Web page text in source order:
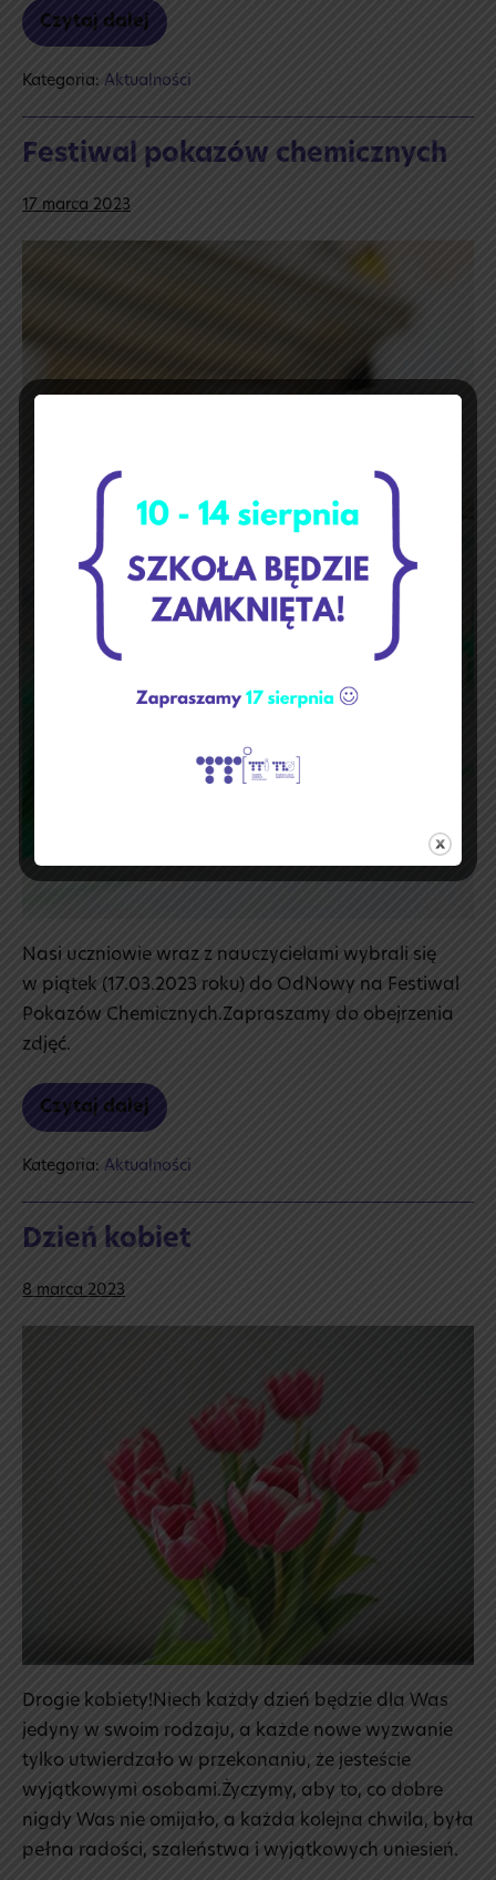
Czytaj dalej
Archiwum
państwowe
Kategoria: Aktualności
Festiwal pokazów chemicznych
17 marca 2023
Nasi uczniowie wraz z nauczycielami wybrali się
w piątek (17.03.2023 roku) do OdNowy na Festiwal
Pokazów Chemicznych.Zapraszamy do obejrzenia
zdjęć.
Czytaj dalej
Festiwal
pokazów
Kategoria: Aktualności
Dzień kobiet
8 marca 2023
Drogie kobiety!Niech każdy dzień będzie dla Was
jedyny w swoim rodzaju, a każde nowe wyzwanie
tylko utwierdzało w przekonaniu, że jesteście
wyjątkowymi osobami.Życzymy, aby to, co dobre
nigdy Was nie omijało, a każda kolejna chwila, była
pełna radości, szaleństwa i wyjątkowych uniesień.